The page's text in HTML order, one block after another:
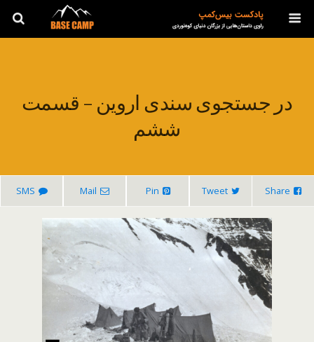
در جستجوی سندی اروین – قسمت
ششم
Share
Tweet
Pin
Mail
SMS